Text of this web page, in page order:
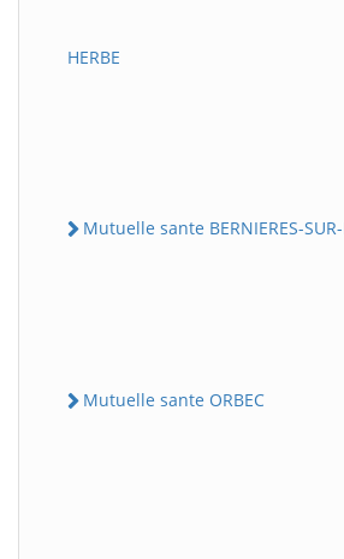
HERBE
Mutuelle sante BERNIERES-
Mutuelle sante ORBEC